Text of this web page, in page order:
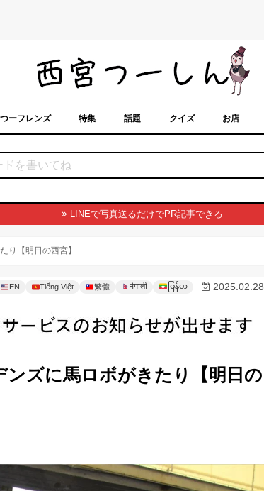
ーフレンズ 特集 話題 クイズ お店
LINEで写真送るだけでPR記事できる
り【明日の西宮】
EN Tiếng Việt 繁體 नेपाली မြန်မာ 2025.02.28
ズに馬ロボがきたり【明日の